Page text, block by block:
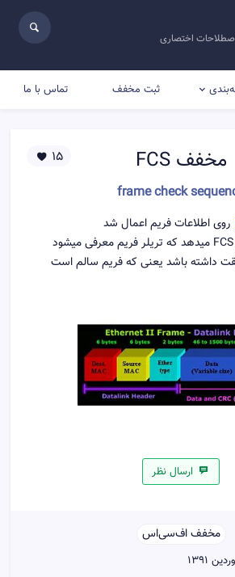
اختصاری
ثبت مخفف تماس با ما
مخففFCS
frame check
15
روی اطلاعات فریم اعمال شد
داشته باشد یعنی که فریم سالم است
ارسال نظر
مخفف اف‌سی‌اس‌‌